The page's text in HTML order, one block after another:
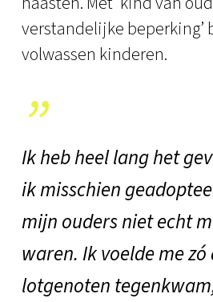
verstandelijke beperking’
volwassen kinderen.
”
Ik heb heel lang het
ik misschien
mijn ouders niet echt
waren. Ik voelde me
lotgenoten